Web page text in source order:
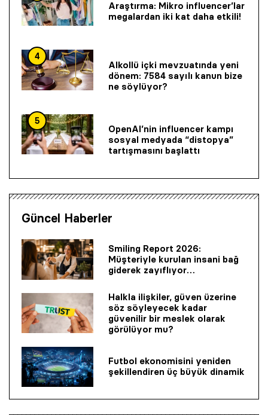
Araştırma: Mikro influencer’lar
megalardan iki kat daha etkili!
4
Alkollü içki mevzuatında yeni
dönem: 7584 sayılı kanun bize
ne söylüyor?
5
OpenAI’nin influencer kampı
sosyal medyada “distopya”
tartışmasını başlattı
Güncel Haberler
Smiling Report 2026:
Müşteriyle kurulan insani bağ
giderek zayıflıyor…
Halkla ilişkiler, güven üzerine
söz söyleyecek kadar
güvenilir bir mes­lek olarak
görülüyor mu?
Futbol ekonomisini yeniden
şekillendiren üç büyük dinamik